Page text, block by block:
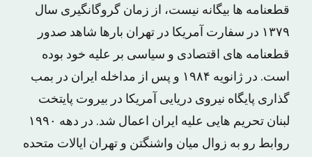
قطعنامه ها بیگانه نیست، از زمان گروگانگیری سال
۱۳۷۹ در سفارت آمریکا در تهران بارها شاهد صدور
قطعنامه های اقتصادی و سیاسی بر علیه خود بوده
است. در ژانویه ۱۹۸۴ و پس از مداخله ایران در بمب
گذاری پایگاه نیروی دریایی آمریکا در بیروت پایتخت
لبنان تحریم هایی علیه ایران اعمال شد. در دهه ۱۹۹۰
روابط رو به زوال میان واشنگتن و تهران ایالات متحده